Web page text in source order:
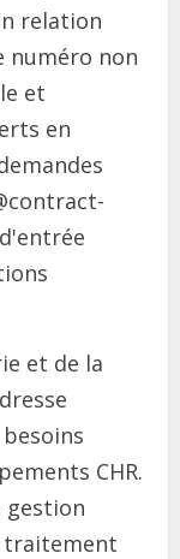
relation
numéro non
et
en
et de la
CHR.
gestion
traitement